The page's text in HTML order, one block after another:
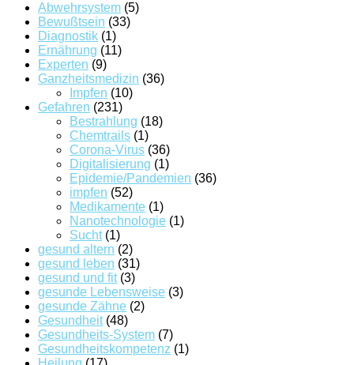
Abwehrsystem (5)
Bewußtsein (33)
Diagnostik (1)
Ernährung (11)
Experten (9)
Ganzheitsmedizin (36)
Impfen (10)
Gefahren (231)
Bestrahlung (18)
Chemtrails (1)
Corona-Virus (36)
Digitalisierung (1)
Epidemie/Pandemien (36)
impfen (52)
Medikamente (1)
Nanotechnologie (1)
Sucht(1)
gesund altern (2)
gesund leben (31)
gesund und fit(3)
gesunde Lebensweise (3)
gesunde Zähne (2)
Gesundheit(48)
Gesundheits-System (7)
Gesundheitskompetenz (1)